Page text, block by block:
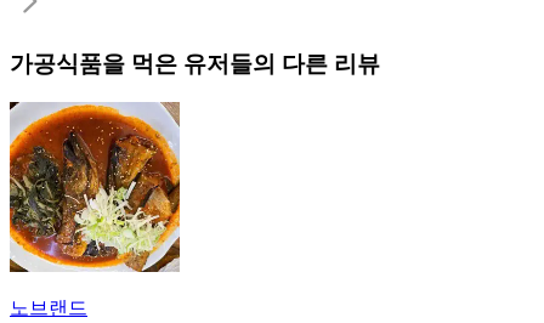
가공식품을 먹은 유저들의 다른 리뷰
노브랜드